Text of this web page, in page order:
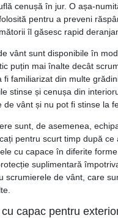
cenușă în jur. O așa-
pentru a preveni
îl găsesc rapid
vânt sunt disponibile în
puțin mai înalte decât
fi familiarizat din multe
stinse și cenușa din
de vânt și nu pot fi stinse la
sunt, de asemenea,
pentru scurt timp după ce
cu capace în diferite
suplimentară
scrumierele de vânt, care
capac pentru